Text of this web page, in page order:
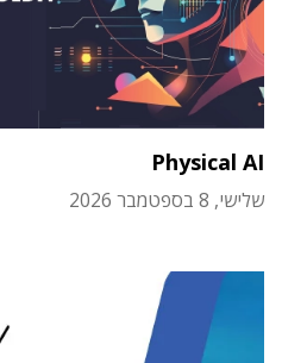
Physical AI
שלישי, 8 בספטמבר 2026